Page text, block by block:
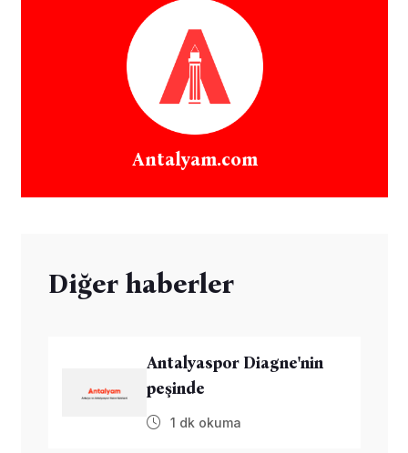
Antalyam.com
Diğer haberler
Antalyaspor Diagne'nin
peşinde
1 dk okuma